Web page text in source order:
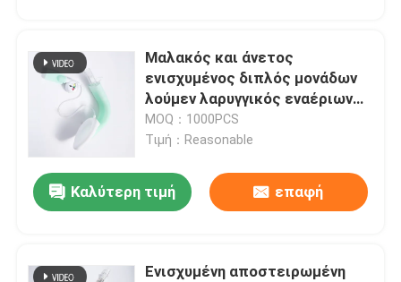
Μαλακός και άνετος
ενισχυμένος διπλός μονάδων
λούμεν λαρυγγικός εναέριων
διαδρόμων μασκών εναέριος
διάδρομος μασκών Intubating
MOQ：1000PCS
Τιμή：Reasonable
Καλύτερη τιμή επαφή
Ενισχυμένη αποστειρωμένη